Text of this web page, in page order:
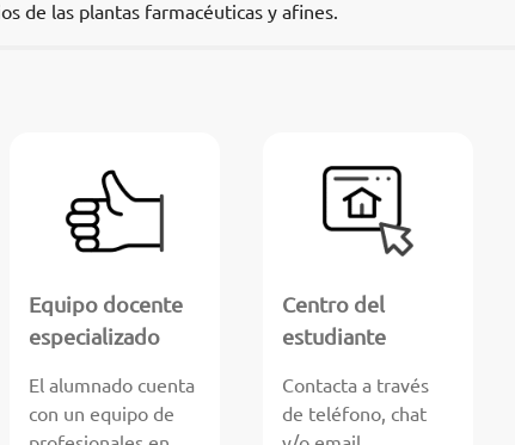
de las plantas farmacéuticas y afines.
Equipo docente
especializado
El alumnado cuenta
con un equipo de
Centro del
estudiante
Contacta a través
de teléfono, chat